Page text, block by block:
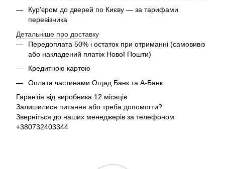
Кур'єром до дверей по Києву — за тарифами
перевізника
Детальніше про доставку
Передоплата 50% і остаток при отриманні (самовивіз
або накладений платіж Нової Пошти)
Кредитною картою
Оплата частинами Ощад Банк та А-Банк
Гарантія від виробника 12 місяців
Залишилися питання або треба допомогти?
Зверніться до наших менеджерів за телефоном
+380732403344